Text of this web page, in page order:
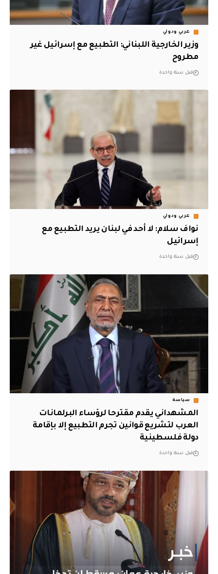
عربي ودولي
وزير الخارجية اللبناني: التطبيع مع إسرائيل غير
مطروح
قبل سنة واحدة
عربي ودولي
نواف سلام: لا أحد في لبنان يريد التطبيع مع
إسرائيل
قبل سنة واحدة
سياسة
المشهداني يقدم مقترحا لرؤساء البرلمانات
العرب لتشريع قوانين تجرم التطبيع إلا بإقامة
دولة فلسطينية
قبل سنة واحدة